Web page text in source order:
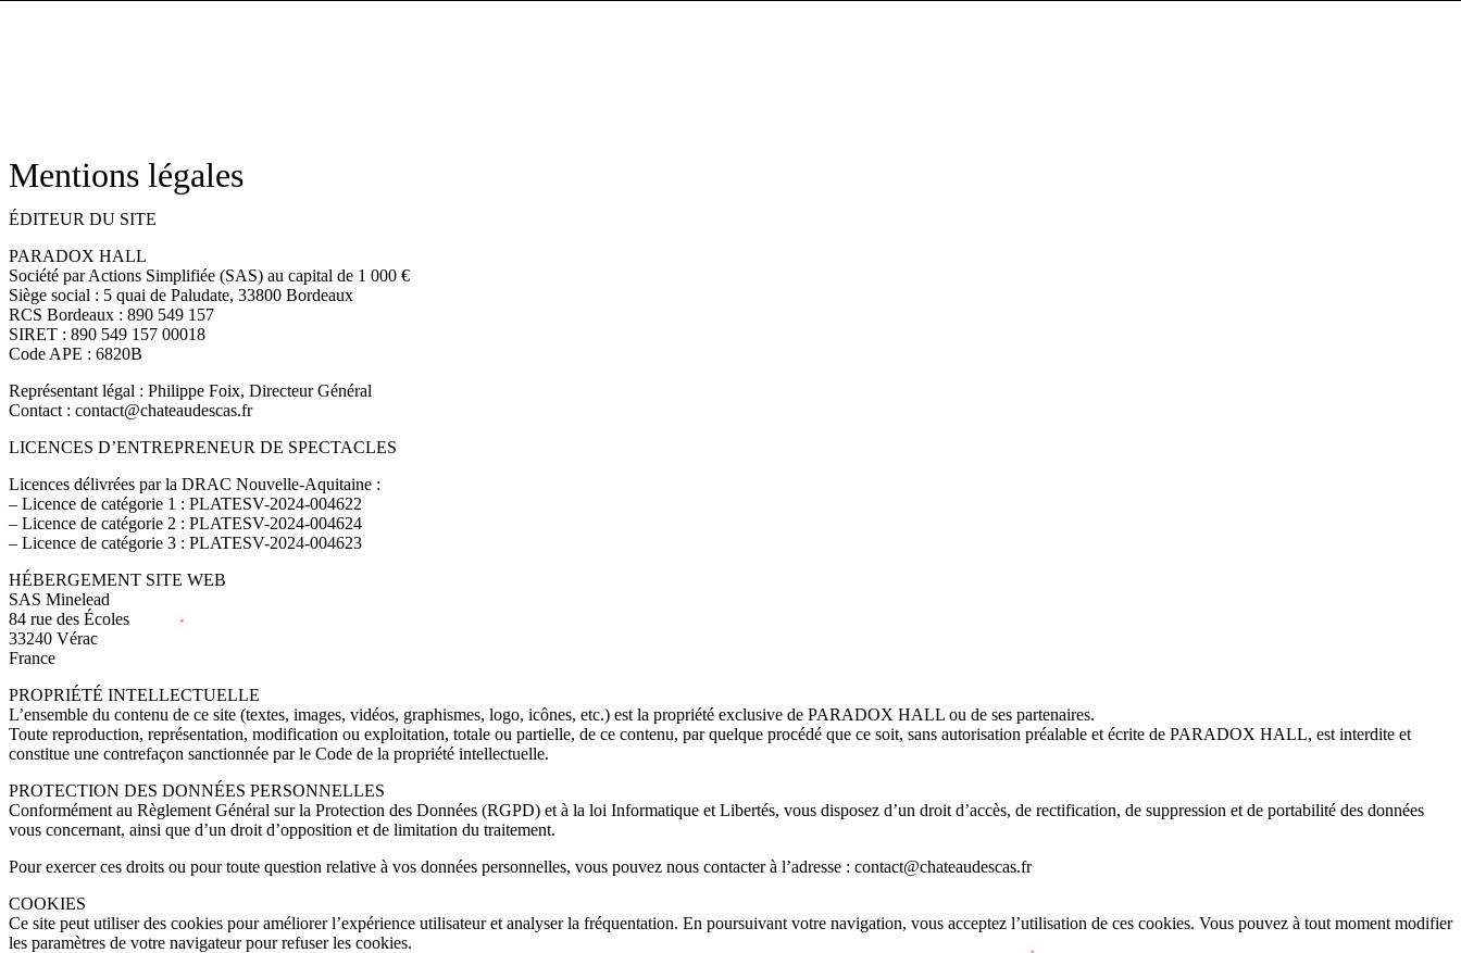
Mentions légales
ÉDITEUR DU SITE
PARADOX HALL
Société par Actions Simplifiée (SAS) au capital de 1 000 €
Siège social : 5 quai de Paludate, 33800 Bordeaux
RCS Bordeaux : 890 549 157
SIRET : 890 549 157 00018
Code APE : 6820B
Représentant légal : Philippe Foix, Directeur Général
Contact : contact@chateaudescas.fr
LICENCES D’ENTREPRENEUR DE SPECTACLES
Licences délivrées par la DRAC Nouvelle-Aquitaine :
– Licence de catégorie 1 : PLATESV-2024-004622
– Licence de catégorie 2 : PLATESV-2024-004624
– Licence de catégorie 3 : PLATESV-2024-004623
HÉBERGEMENT SITE WEB
SAS Minelead
84 rue des Écoles
33240 Vérac
France
PROPRIÉTÉ INTELLECTUELLE
L’ensemble du contenu de ce site (textes, images, vidéos, graphismes, logo, icônes, etc.) est la propriété exclusive de PARADOX HALL ou de ses partenaires.
Toute reproduction, représentation, modification ou exploitation, totale ou partielle, de ce contenu, par quelque procédé que ce soit, sans autorisation préalable et écrite de PARADOX HALL, est interdite et
constitue une contrefaçon sanctionnée par le Code de la propriété intellectuelle.
PROTECTION DES DONNÉES PERSONNELLES
Conformément au Règlement Général sur la Protection des Données (RGPD) et à la loi Informatique et Libertés, vous disposez d’un droit d’accès, de rectification, de suppression et de portabilité des données
vous concernant, ainsi que d’un droit d’opposition et de limitation du traitement.
Pour exercer ces droits ou pour toute question relative à vos données personnelles, vous pouvez nous contacter à l’adresse : contact@chateaudescas.fr
COOKIES
Ce site peut utiliser des cookies pour améliorer l’expérience utilisateur et analyser la fréquentation. En poursuivant votre navigation, vous acceptez l’utilisation de ces cookies. Vous pouvez à tout moment modifier
les paramètres de votre navigateur pour refuser les cookies.